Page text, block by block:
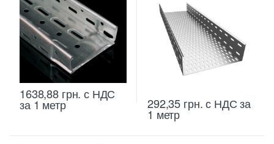
1638,88 грн. с НДС
за 1 метр 292,35 грн.с НДС за
1 метр